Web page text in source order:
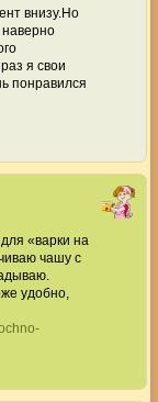
внизу.Но
я свои
понравился
«варки на
чашу с
удобно,